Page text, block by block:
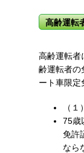
高齢運転
高齢運転者
齢運転者の
ート車限定
（
75歳
免許
なら